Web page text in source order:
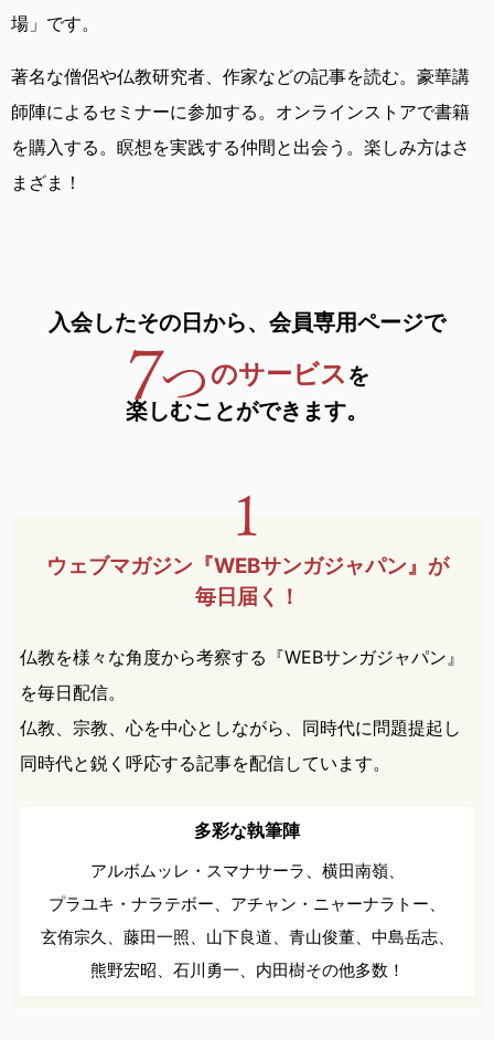
場」です。
著名な僧侶や仏教研究者、作家などの記事を読む。 豪華講
師陣によるセミナーに参加する。 オンラインストアで書籍
を購入する。 瞑想を実践する仲間と出会う。 楽しみ方はさ
まざま！
入会したその日から、 会員専用ページで
のサービス を
楽しむことができます。
ウェブマガジン『WEBサンガジャパン』が
毎日届く！
仏教を様々な角度から考察する『WEBサンガジャパン』
を毎日配信。
仏教、宗教、心を中心としながら、同時代に問題提起し
同時代と鋭く呼応する記事を配信しています。
多彩な執筆陣
アルボムッレ・スマナサーラ、 横田南嶺、
プラユキ・ナラテボー、 アチャン・ニャーナラトー、
玄侑宗久、 藤田一照、 山下良道、 青山俊董、 中島岳志、
熊野宏昭、 石川勇一、 内田樹その他多数！